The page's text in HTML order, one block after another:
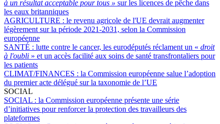
à un résultat acceptable pour tous » sur les licences de pêche dans
les eaux britanniques
AGRICULTURE : le revenu agricole de l'UE devrait augmenter
légèrement sur la période 2021-2031, selon la Commission
européenne
SANTÉ : lutte contre le cancer, les eurodéputés réclament un « droit
à l'oubli » et un accès facilité aux soins de santé transfrontaliers pour
les patients
CLIMAT/FINANCES : la Commission européenne salue l’adoption
du premier acte délégué sur la taxonomie de l’UE
SOCIAL
SOCIAL : la Commission européenne présente une série
d’initiatives pour renforcer la protection des travailleurs des
plateformes